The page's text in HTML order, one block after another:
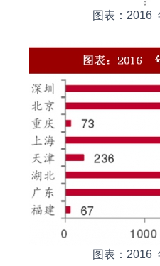
图表：2016
图表：2016